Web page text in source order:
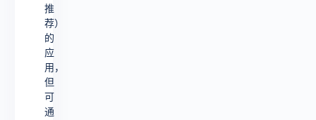
推
荐）
的
应
用，
但
可
通